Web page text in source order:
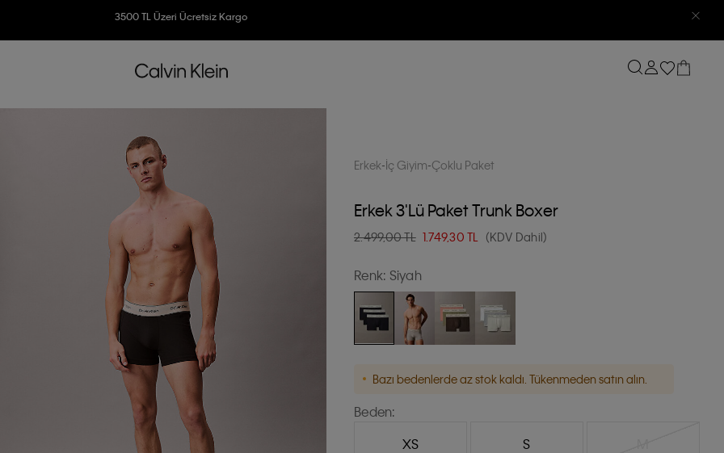
7500 TL Ve Üzeri Alışverişlerinizde 6 Taksit İmkanı
Erkek İç Giyim Çoklu Paket
Erkek 3'lü Paket Trunk Boxer
2.499,00 TL 1.749,30 TL (KDV Dahil)
Renk: Siyah
Bazı bedenlerde az stok kaldı. Tükenmeden satın alın.
Beden:
XS
S